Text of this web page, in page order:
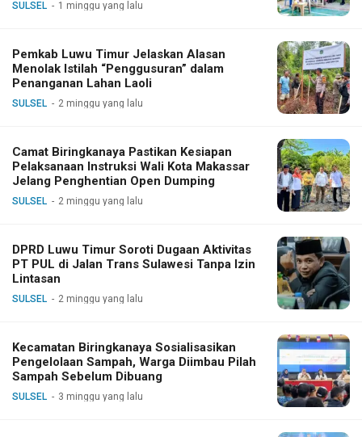
SULSEL 1 minggu yang lalu
Pemkab Luwu Timur Jelaskan Alasan
Menolak Istilah “Penggusuran” dalam
Penanganan Lahan Laoli
SULSEL 2 minggu yang lalu
Camat Biringkanaya Pastikan Kesiapan
Pelaksanaan Instruksi Wali Kota Makassar
Jelang Penghentian Open Dumping
SULSEL 2 minggu yang lalu
DPRD Luwu Timur Soroti Dugaan Aktivitas
PT PUL di Jalan Trans Sulawesi Tanpa Izin
Lintasan
SULSEL 2 minggu yang lalu
Kecamatan Biringkanaya Sosialisasikan
Pengelolaan Sampah, Warga Diimbau Pilah
Sampah Sebelum Dibuang
SULSEL 3 minggu yang lalu